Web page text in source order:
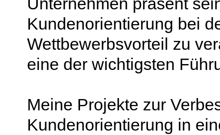
Kundenorientierung bei
Wettbewerbsvorteil zu
eine der wichtigsten
Meine Projekte zur
Kundenorientierung in